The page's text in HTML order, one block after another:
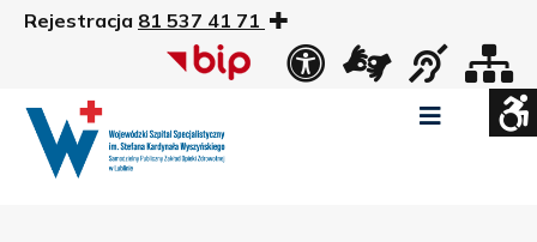
Rejestracja 81 537 41 71
Widok